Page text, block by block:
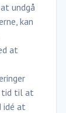
undgå
kan
at
tid til at
idé at